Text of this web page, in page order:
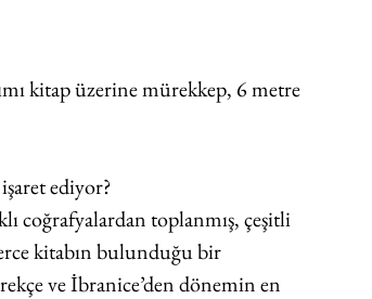
kitap üzerine mürekkep, 6 metre
ediyor?
coğrafyalardan toplanmış, çeşitli
kitabın bulunduğu bir
ve İbranice’den dönemin en